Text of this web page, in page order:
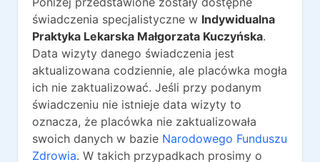
świadczenia specjalistyczne w Indywidualna
Praktyka Lekarska Małgorzata Kuczyńska.
Data wizyty danego świadczenia jest
aktualizowana codziennie, ale placówka mogła
ich nie zaktualizować. Jeśli przy podanym
świadczeniu nie istnieje data wizyty to
oznacza, że placówka nie zaktualizowała
swoich danych w bazie Narodowego Funduszu
Zdrowia. W takich przypadkach prosimy o